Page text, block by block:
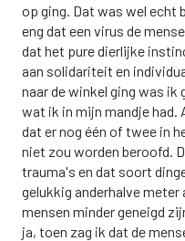
op ging. Dat was wel echt
eng dat een virus de
dat het pure dierlijke
aan solidariteit en
naar de winkel ging was
wat ik in mijn mandje had.
dat er nog één of twee in
niet zou worden beroofd.
trauma's en dat soort
gelukkig anderhalve
mensen minder geneigd
ja, toen zag ik dat de